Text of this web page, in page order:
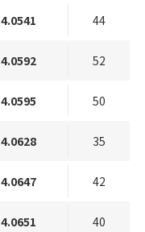
4.0541 44
4.0592 52
4.0595 50
4.0628 35
4.0647 42
4.0651 40